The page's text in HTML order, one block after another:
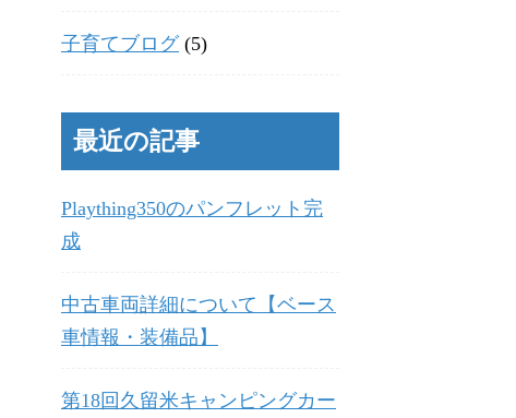
子育てブログ(5)
最近の記事
Plaything350のパンフレット完
成
中古車両詳細について【ベース
車情報・装備品】
第18回久留米キャンピングカー